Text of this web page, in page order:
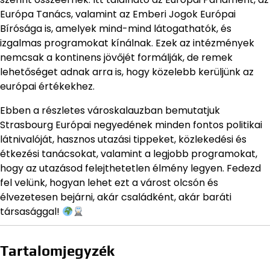
Európa Tanács, valamint az Emberi Jogok Európai
Bírósága is, amelyek mind-mind látogathatók, és
izgalmas programokat kínálnak. Ezek az intézmények
nemcsak a kontinens jövőjét formálják, de remek
lehetőséget adnak arra is, hogy közelebb kerüljünk az
európai értékekhez.
Ebben a részletes városkalauzban bemutatjuk
Strasbourg Európai negyedének minden fontos politikai
látnivalóját, hasznos utazási tippeket, közlekedési és
étkezési tanácsokat, valamint a legjobb programokat,
hogy az utazásod felejthetetlen élmény legyen. Fedezd
fel velünk, hogyan lehet ezt a várost olcsón és
élvezetesen bejárni, akár családként, akár baráti
társasággal!
Tartalomjegyzék